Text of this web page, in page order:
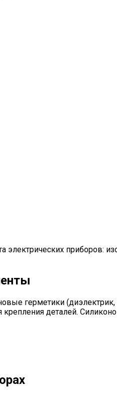
электрических приборов:
герметики
деталей.